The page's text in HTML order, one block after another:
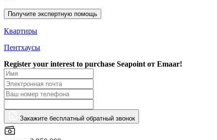
Получите экспертную помощь
Квартиры
Пентхаусы
Register your interest to purchase Seapoint от Emaar!
Закажите бесплатный обратный звонок